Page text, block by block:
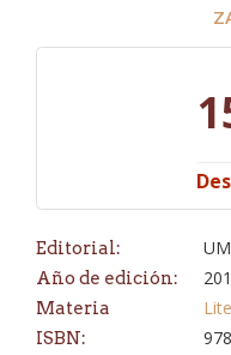
Editorial:
Año de edición:
Materia
ISBN: